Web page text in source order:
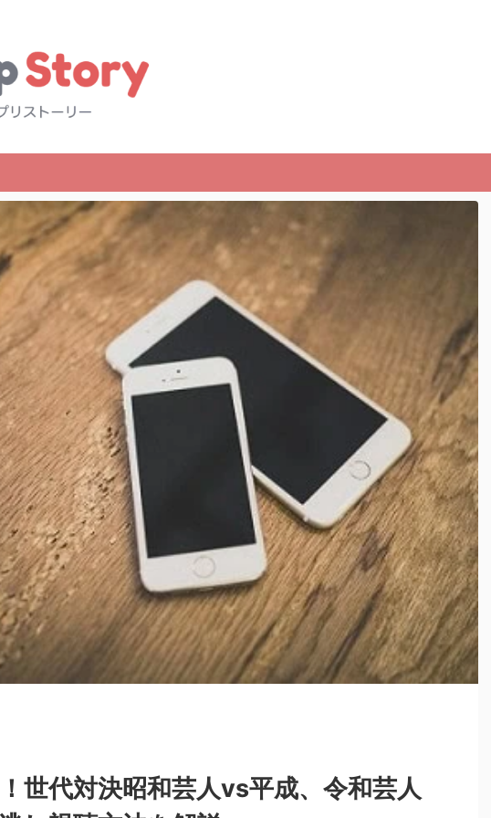
世代対決昭和芸人vs平成、令和芸人